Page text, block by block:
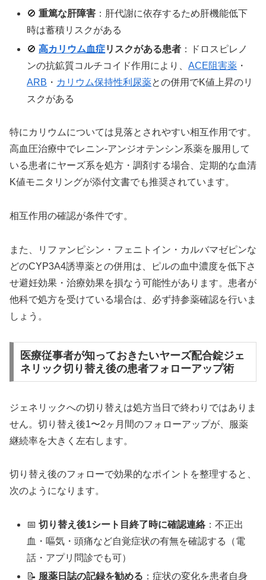
🚫重篤な肝障害 ：肝代謝に依存するため肝機能低下
時は蓄積リスクがある
🚫高カリウム血症リスクがある患者 ：ドロスピレノ
ンの抗鉱質コルチコイド作用により、ACE阻害薬 ・
ARB ・ カリウム保持性利尿薬との併用でK値上昇のリ
スクがある
特にカリウムについては見落とされやすい相互作用です。
高血圧治療中でレニン-アンジオテンシン系薬を服用して
いる患者にヤーズ系を処方・調剤する場合、定期的な血清
K値モニタリングが添付文書でも推奨されています。
相互作用の確認が条件です。
また、リファンピシン・フェニトイン・カルバマゼピンな
どのCYP3A4誘導薬との併用は、ピルの血中濃度を低下さ
せ避妊効果・治療効果を損なう可能性があります。患者が
他科で処方を受けている場合は、必ず持参薬確認を行いま
しょう。
医療従事者が知っておきたいヤーズ配合錠ジェ
ネリック切り替え後の患者フォローアップ術
ジェネリックへの切り替えは処方当日で終わりではありま
せん。切り替え後1〜2ヶ月間のフォローアップが、服薬
継続率を大きく左右します。
切り替え後のフォローで効果的なポイントを整理すると、
次のようになります。
📅切り替え後1シート目終了時に確認連絡 ：不正出
血・嘔気・頭痛など自覚症状の有無を確認する（電
話・アプリ問診でも可）
📝 服薬日誌の記録を勧める ：症状の変化を患者自身